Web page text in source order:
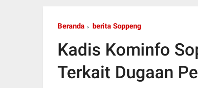
Beranda berita Soppeng
Kadis Kominfo
Terkait Dugaan